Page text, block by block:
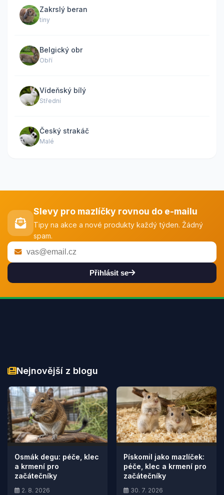
Zakrslý beran
tiny
Belgický obr
Obří
Vídeňský bílý
Střední
Český strakáč
Malé
Slevy pro mazlíčky rovnou do e-mailu
Tipy na akce a nové produkty každý týden. Žádný
spam.
Přihlásit se
Nejnovější z blogu
Osmák degu: péče, klec
a krmení pro
začátečníky
2. 8. 2026
Pískomil jako mazlíček:
péče, klec a krmení pro
začátečníky
30. 7. 2026